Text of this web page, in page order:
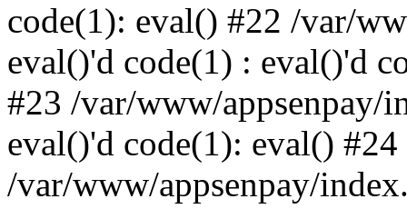
code(1): eval() #22 /var/
eval()'d code(1) : eval()'d
#23 /var/www/appsenpay/
eval()'d code(1): eval() #24
/var/www/appsenpay/